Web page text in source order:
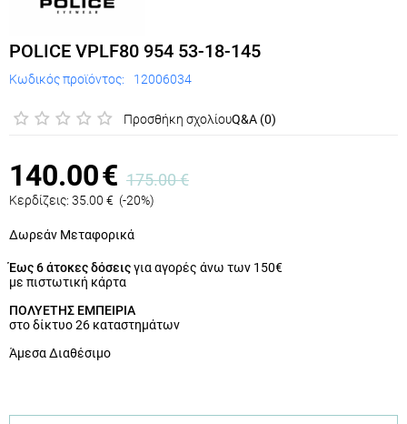
POLICE VPLF80 954 53-18-145
Κωδικός προϊόντος: 12006034
Προσθήκη σχολίουQ&A (0)
140.00€ 175.00€
Κερδίζεις: 35.00 € (-20%)
Δωρεάν Μεταφορικά
Έως 6 άτοκες δόσειςγια αγορές άνω των 150€
με πιστωτική κάρτα
ΠΟΛΥΕΤΗΣ ΕΜΠΕΙΡΙΑ
στο δίκτυο 26 καταστημάτων
Άμεσα Διαθέσιμο